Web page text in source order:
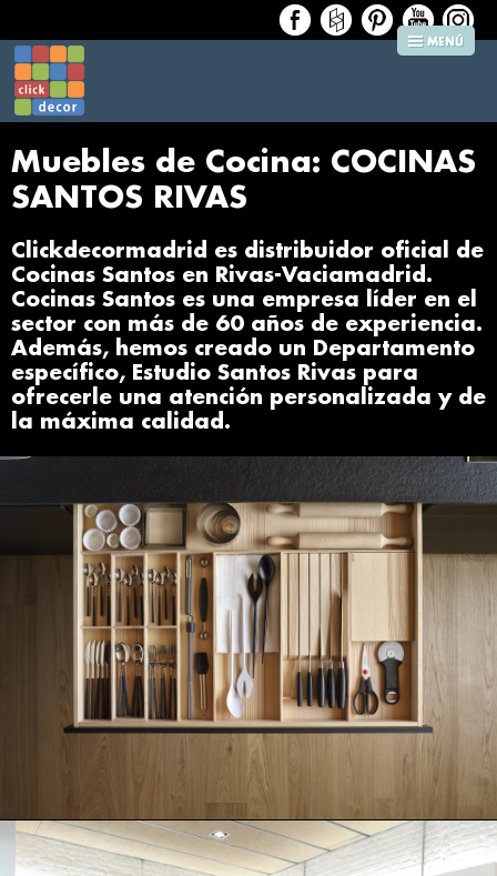
Muebles de Cocina: COCINAS
SANTOS RIVAS
Clickdecormadrid es distribuidor oficial de
Cocinas Santos en Rivas-Vaciamadrid.
Cocinas Santos es una empresa líder en el
sector con más de 60 años de experiencia.
Además, hemos creado un Departamento
específico, Estudio Santos Rivas para
ofrecerle una atención personalizada y de
la máxima calidad.